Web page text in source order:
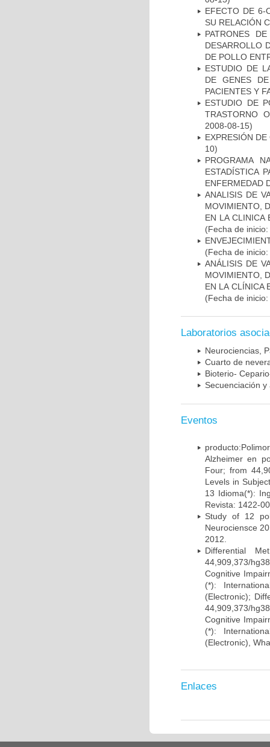
EFECTO DE 6-
SU RELACIÓN
PATRONES
DESARROLLO
DE POLLO
ESTUDIO DE
DE GENES
PACIENTES Y
ESTUDIO DE
TRASTORNO
2008-08-15)
EXPRESIÓN
10)
PROGRAMA
ESTADÍSTICA
ENFERMEDAD
ANALISIS DE
MOVIMIENTO,
EN LA CLINICA
(Fecha de
(Fecha de
ANÁLISIS DE
MOVIMIENTO,
EN LA CLÍNICA
(Fecha de
Laboratorios
Neurociencias,
Cuarto de
Bioterio-
Secuenciación
Eventos
Alzheimer en
Four; from
Levels in
13 Idioma(*):
Revista: 1422-
Study of 12
Neurociensce
2012.
Differential
44,909,373/
Cognitive
(*):
(Electronic);
44,909,373/
Cognitive
(*):
(Electronic),
Enlaces